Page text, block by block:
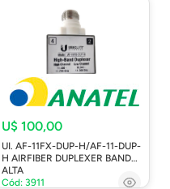
U$ 100,00
UI. AF-11FX-DUP-H/AF-11-DUP-
H AIRFIBER DUPLEXER BANDA
ALTA
Cód: 3911